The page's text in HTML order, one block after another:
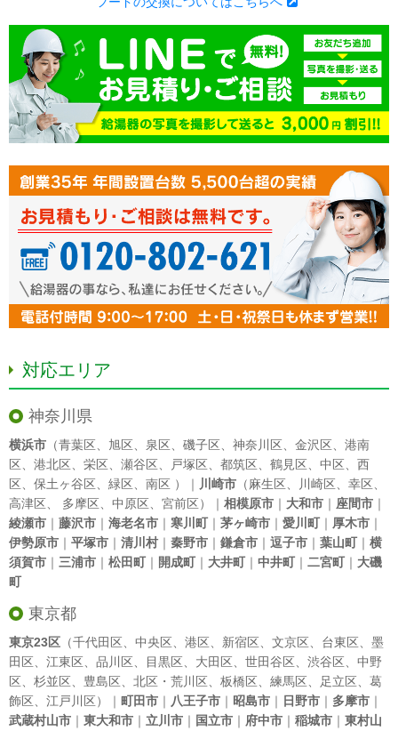
対応エリア
神奈川県
横浜市 （青葉区 旭区 泉区 磯子区 神奈川区 金沢区
港南
区
港北区 栄区 瀬谷区 戸塚区 都筑区 鶴見区 中区
西
区
保土ヶ谷区 緑区 南区 ）｜ 川崎市 （麻生区 川崎区 幸区
高津区
多摩区 中原区 宮前区）｜ 相模原市 ｜ 大和市 ｜ 座間市 ｜
綾瀬市 ｜ 藤沢市 ｜ 海老名市 ｜ 寒川町｜ 茅ヶ崎市 ｜ 愛川町｜ 厚木市 ｜
伊勢原市 ｜ 平塚市 ｜ 清川村｜ 秦野市 ｜ 鎌倉市 ｜ 逗子市 ｜ 葉山町｜ 横
須賀市 ｜ 三浦市 ｜ 松田町｜ 開成町｜ 大井町｜ 中井町｜ 二宮町｜ 大磯
町
東京都
東京23区 （千代田区 中央区 港区 新宿区 文京区 台東区
墨
田区
江東区 品川区 目黒区 大田区 世田谷区 渋谷区
中野
区
杉並区 豊島区 北区 ・ 荒川区 板橋区 練馬区 足立区
葛
飾区
江戸川区）｜ 町田市 ｜ 八王子市 ｜ 昭島市 ｜ 日野市 ｜ 多摩市 ｜
武蔵村山市 ｜ 東大和市 ｜ 立川市 ｜ 国立市 ｜ 府中市 ｜ 稲城市 ｜ 東村山